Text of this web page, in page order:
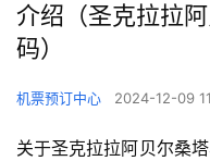
介绍（圣克拉拉
码）
机票预订中心 2024-12-09
关于圣克拉拉阿贝尔桑